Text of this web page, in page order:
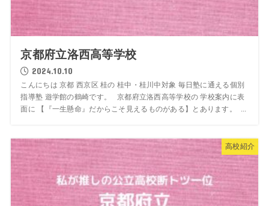
京都府立洛西高等学校
2024.10.10
こんにちは 京都 西京区 桂の 桂中・桂川中対象 毎日塾に通える個別
指導塾 遊学館の鶴崎です。 京都府立洛西高等学校の 学校案内に表
面に 【『一生懸命』だからこそ見えるものがある】とあります。 ...
高校紹介